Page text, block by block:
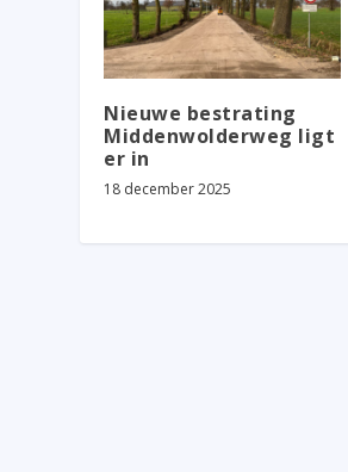
Nieuwe bestrating
Middenwolderweg ligt
er in
18 december 2025